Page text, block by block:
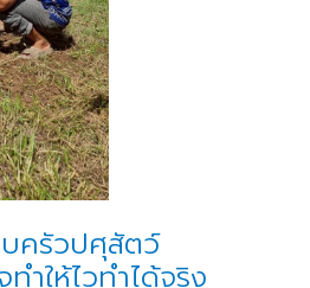
ครัวปศุสัตว์
ำให้ไวทำได้จริง